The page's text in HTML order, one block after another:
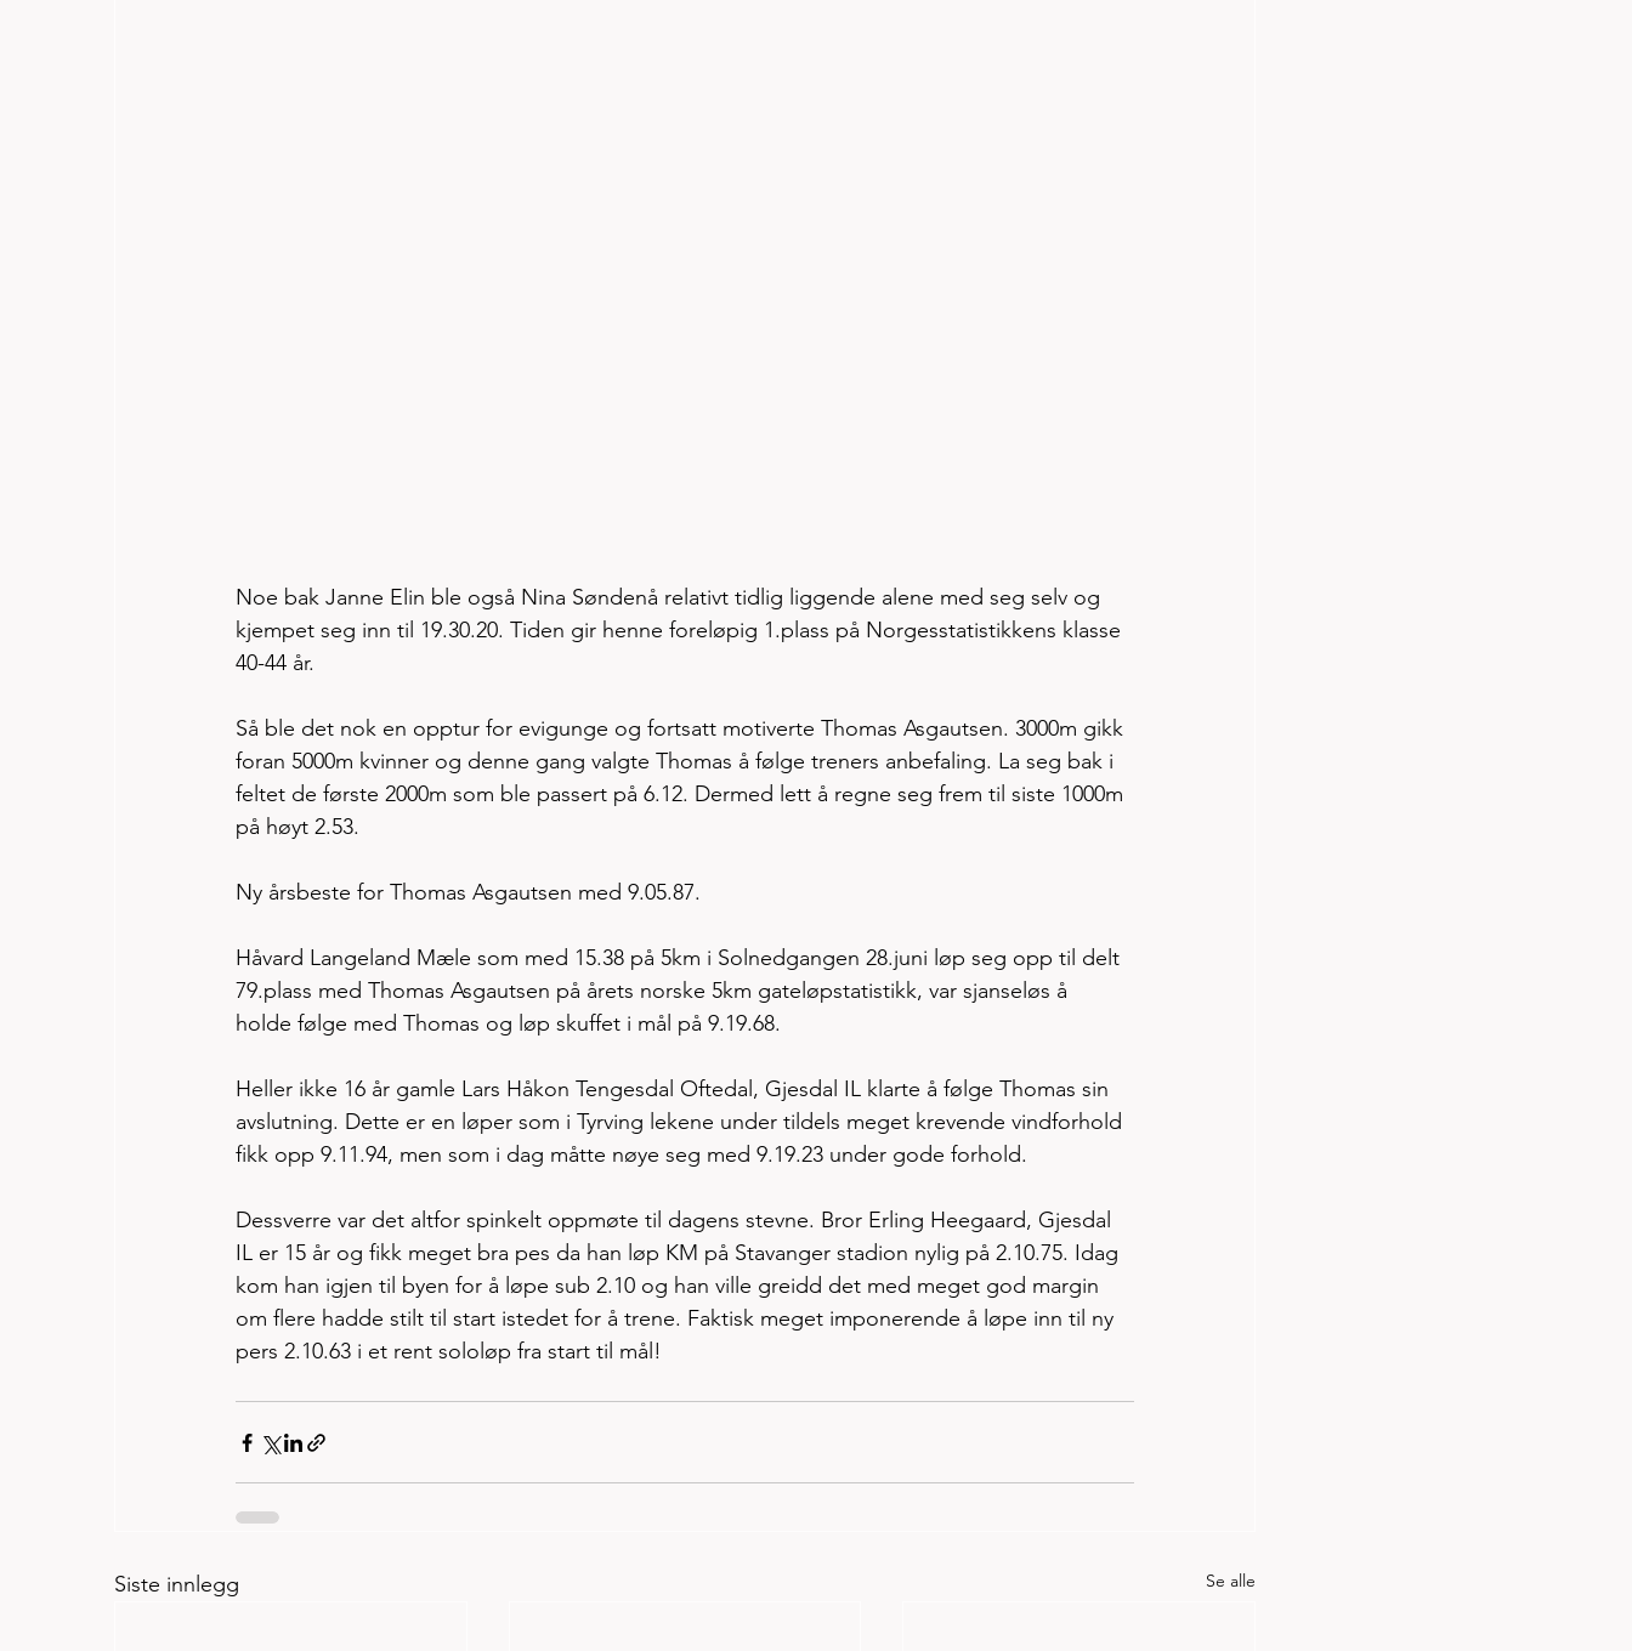
Noe bak Janne Elin ble også Nina Søndenå relativt tidlig liggende alene med seg selv og
kjempet seg inn til 19.30.20. Tiden gir henne foreløpig 1.plass på Norgesstatistikkens klasse
40-44 år.
Så ble det nok en opptur for evigunge og fortsatt motiverte Thomas Asgautsen. 3000m gikk
foran 5000m kvinner og denne gang valgte Thomas å følge treners anbefaling. La seg bak i
feltet de første 2000m som ble passert på 6.12. Dermed lett å regne seg frem til siste 1000m
på høyt 2.53.
Ny årsbeste for Thomas Asgautsen med 9.05.87.
Håvard Langeland Mæle som med 15.38 på 5km i Solnedgangen 28.juni løp seg opp til delt
79.plass med Thomas Asgautsen på årets norske 5km gateløpstatistikk, var sjanseløs å
holde følge med Thomas og løp skuffet i mål på 9.19.68.
Heller ikke 16 år gamle Lars Håkon Tengesdal Oftedal, Gjesdal IL klarte å følge Thomas sin
avslutning. Dette er en løper som i Tyrving lekene under tildels meget krevende vindforhold
fikk opp 9.11.94, men som i dag måtte nøye seg med 9.19.23 under gode forhold.
Dessverre var det altfor spinkelt oppmøte til dagens stevne. Bror Erling Heegaard, Gjesdal
IL er 15 år og fikk meget bra pes da han løp KM på Stavanger stadion nylig på 2.10.75. Idag
kom han igjen til byen for å løpe sub 2.10 og han ville greidd det med meget god margin
om flere hadde stilt til start istedet for å trene. Faktisk meget imponerende å løpe inn til ny
pers 2.10.63 i et rent sololøp fra start til mål!
Siste innlegg Se alle